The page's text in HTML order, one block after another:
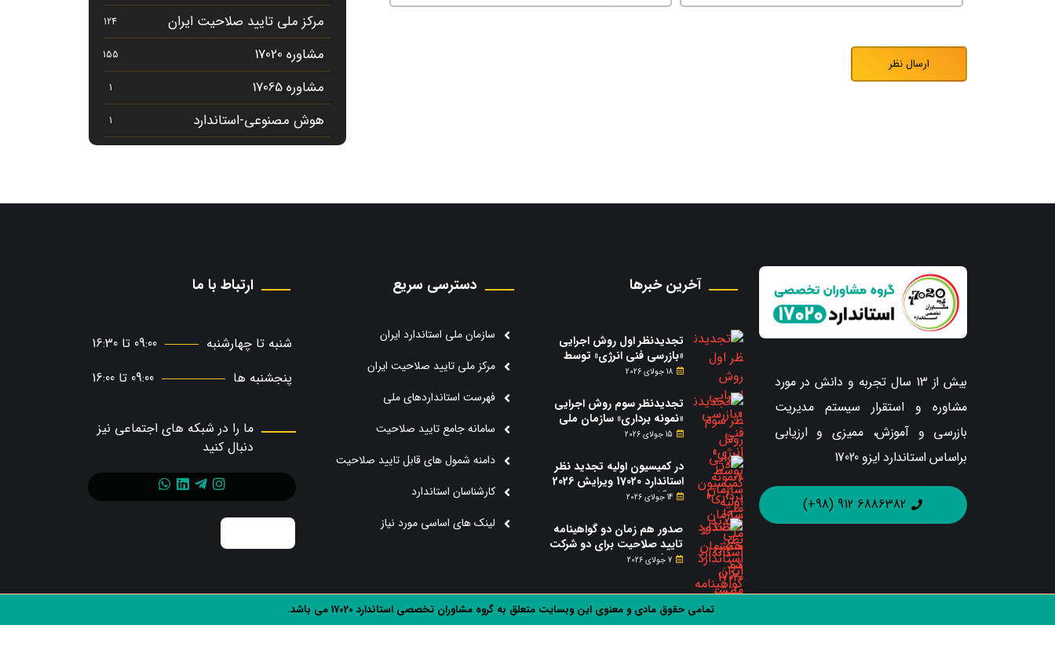
مرکز ملی تایید صلاحیت ایران 124
مشاوره 17020 155
مشاوره 17065 1
هوش مصنوعی-استاندارد 1
بیش از 13 سال تجربه و دانش در مورد
مشاوره و استقرار سیستم مدیریت
بازرسی و آموزش، ممیزی و ارزیابی
براساس استاندارد ایزو 17020
6886382 912 (98+)
آخرین خبرها
تجدیدنظر اول روش اجرایی
«بازرسی فنی انرژی» توسط
سازمان ملی استاندارد منتشر
18 جولای 2026
تجدیدنظر سوم روش اجرایی
«نمونه برداری» سازمان ملی
استاندارد ایران منتشر شد.
15 جولای 2026
در کمیسیون اولیه تجدید نظر
استاندارد 17020 ویرایش 2026
چه گذشت؟
14 جولای 2026
صدور هم زمان دو گواهینامه
تایید صلاحیت برای دو شرکت
دریافت کننده خدمات مشاوره
7 جولای 2026
دسترسی سریع
سازمان ملی استاندارد ایران
مرکز ملی تایید صلاحیت ایران
فهرست استانداردهای ملی
سامانه جامع تایید صلاحیت
دامنه شمول های قابل تایید صلاحیت
کارشناسان استاندارد
لینک های اساسی مورد نیاز
ارتباط با ما
شنبه تا چهارشنبه
09:00 تا 16:30
پنجشنبه ها
09:00 تا 16:00
ما را در شبکه های اجتماعی نیز
دنبال کنید
تمامی حقوق مادی و معنوی این وبسایت متعلق به گروه مشاوران تخصصی استاندارد 17020 می باشد.